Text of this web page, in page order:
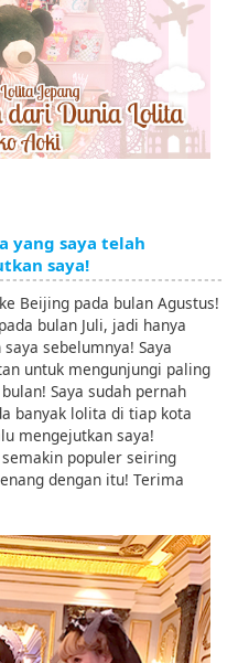
yang saya telah
saya!
Beijing pada bulan Agustus!
bulan Juli, jadi hanya
sebelumnya! Saya
untuk mengunjungi paling
Saya sudah pernah
banyak lolita di tiap kota
mengejutkan saya!
populer seiring
dengan itu! Terima